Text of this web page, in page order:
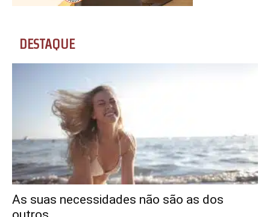
DESTAQUE
As suas necessidades não são as dos